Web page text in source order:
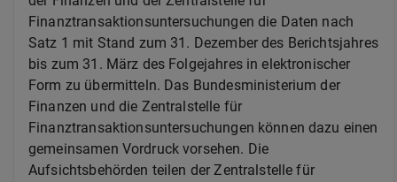
Finanztransaktionsuntersuchungen die Daten nach
Satz 1 mit Stand zum 31. Dezember des Berichtsjahres
bis zum 31. März des Folgejahres in elektronischer
Form zu übermitteln. Das Bundesministerium der
Finanzen und die Zentralstelle für
Finanztransaktionsuntersuchungen können dazu einen
gemeinsamen Vordruck vorsehen. Die
Aufsichtsbehörden teilen der Zentralstelle für